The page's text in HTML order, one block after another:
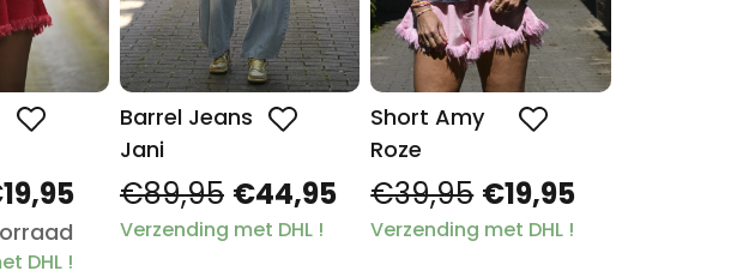
DHL !
Barrel Jeans
Jani
€89,95 €44,95
Verzending met DHL !
Short Amy
Roze
€39,95 €19,95
Verzending met DHL !